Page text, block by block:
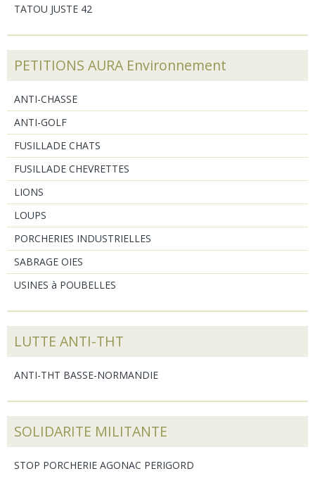
TATOU JUSTE 42
PETITIONS AURA Environnement
ANTI-CHASSE
ANTI-GOLF
FUSILLADE CHATS
FUSILLADE CHEVRETTES
LIONS
LOUPS
PORCHERIES INDUSTRIELLES
SABRAGE OIES
USINES à POUBELLES
LUTTE ANTI-THT
ANTI-THT BASSE-NORMANDIE
SOLIDARITE MILITANTE
STOP PORCHERIE AGONAC PERIGORD